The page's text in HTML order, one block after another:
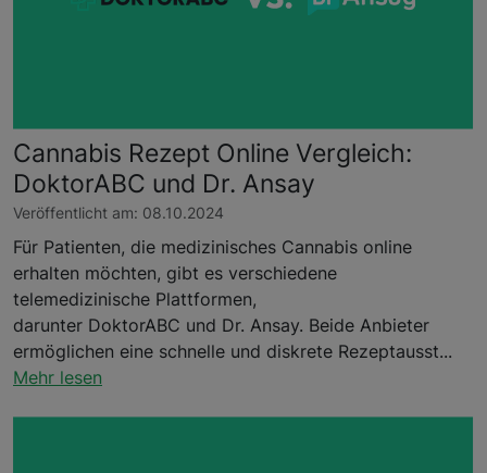
Cannabis Rezept Online Vergleich:
DoktorABC und Dr. Ansay
Veröffentlicht am: 08.10.2024
Für Patienten, die medizinisches Cannabis online
erhalten möchten, gibt es verschiedene
telemedizinische Plattformen,
darunter DoktorABC und Dr. Ansay. Beide Anbieter
ermöglichen eine schnelle und diskrete Rezeptausst...
Mehr lesen